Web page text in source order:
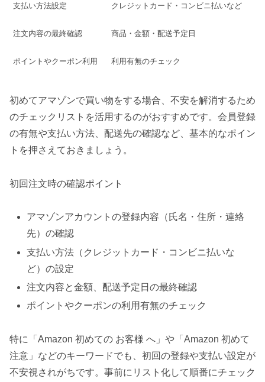
支払い方法設定 クレジットカード・コンビニ払いなど
注文内容の最終確認 商品・金額・配送予定日
ポイントやクーポン利用 利用有無のチェック
初めてアマゾンで買い物をする場合、不安を解消するため
のチェックリストを活用するのがおすすめです。会員登録
の有無や支払い方法、配送先の確認など、基本的なポイン
トを押さえておきましょう。
初回注文時の確認ポイント
アマゾンアカウントの登録内容（氏名・住所・連絡
先）の確認
支払い方法（クレジットカード・コンビニ払いな
ど）の設定
注文内容と金額、配送予定日の最終確認
ポイントやクーポンの利用有無のチェック
特に「Amazon 初めての お客様 へ」や「Amazon 初めて
注意」などのキーワードでも、初回の登録や支払い設定が
不安視されがちです。事前にリスト化して順番にチェック